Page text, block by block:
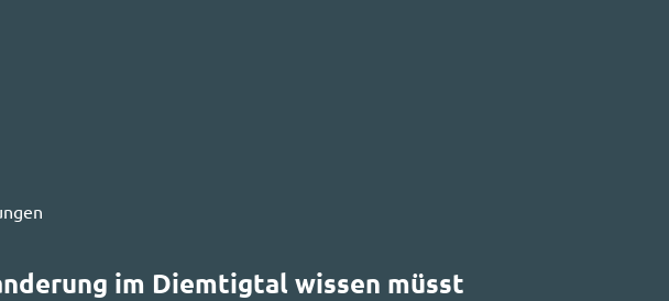
im Diemtigtal wissen müsst